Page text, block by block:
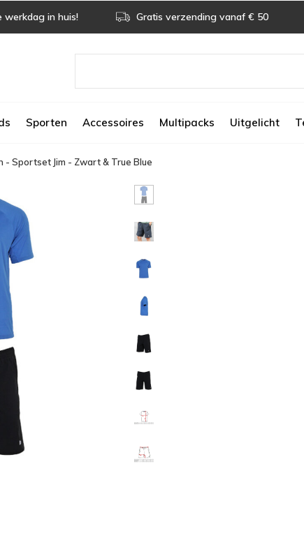
Sporten Accessoires Multipacks Uitgelicht
werkdag in huis! Gratis verzending vanaf € 50
- Sportset Jim - Zwart & True Blue